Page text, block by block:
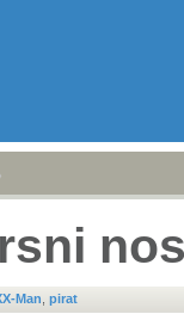
Man pirat